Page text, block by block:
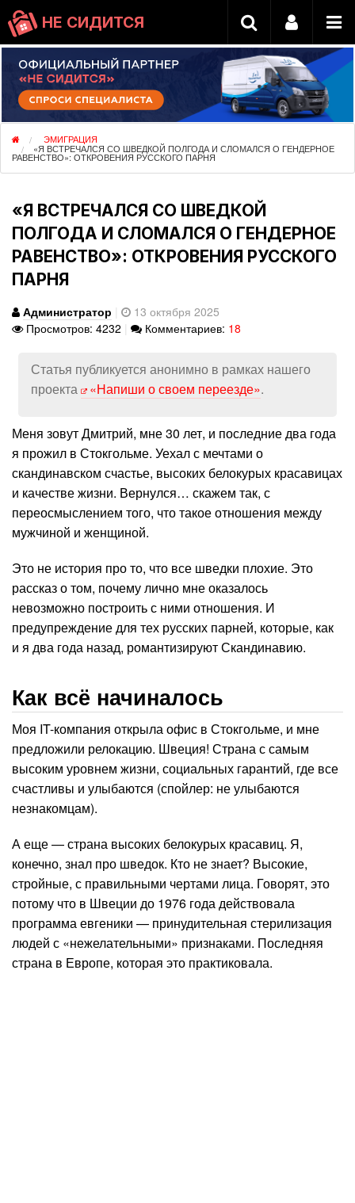
НЕ СИДИТСЯ
ЭМИГРАЦИЯ
«Я ВСТРЕЧАЛСЯ СО ШВЕДКОЙ ПОЛГОДА И СЛОМАЛСЯ О ГЕНДЕРНОЕ
РАВЕНСТВО»: ОТКРОВЕНИЯ РУССКОГО ПАРНЯ
«Я ВСТРЕЧАЛСЯ СО ШВЕДКОЙ
ПОЛГОДА И СЛОМАЛСЯ О ГЕНДЕРНОЕ
РАВЕНСТВО»: ОТКРОВЕНИЯ РУССКОГО
ПАРНЯ
Администратор
13 октября 2025
Просмотров: 4232
Комментариев: 18
Статья публикуется анонимно в рамках нашего
проекта
«Напиши о своем переезде».
Меня зовут Дмитрий, мне 30 лет, и последние два года
я прожил в Стокгольме. Уехал с мечтами о
скандинавском счастье, высоких белокурых красавицах
и качестве жизни. Вернулся… скажем так, с
переосмыслением того, что такое отношения между
мужчиной и женщиной.
Это не история про то, что все шведки плохие. Это
рассказ о том, почему лично мне оказалось
невозможно построить с ними отношения. И
предупреждение для тех русских парней, которые, как
и я два года назад, романтизируют Скандинавию.
Как всё начиналось
Моя IT-компания открыла офис в Стокгольме, и мне
предложили релокацию. Швеция! Страна с самым
высоким уровнем жизни, социальных гарантий, где все
счастливы и улыбаются (спойлер: не улыбаются
незнакомцам).
А еще — страна высоких белокурых красавиц. Я,
конечно, знал про шведок. Кто не знает? Высокие,
стройные, с правильными чертами лица. Говорят, это
потому что в Швеции до 1976 года действовала
программа евгеники — принудительная стерилизация
людей с «нежелательными» признаками. Последняя
страна в Европе, которая это практиковала.